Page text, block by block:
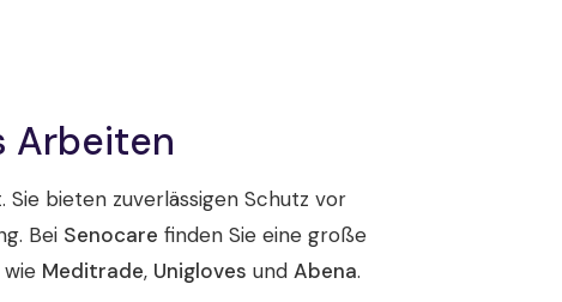
Arbeiten
Sie bieten zuverlässigen Schutz vor
Bei Senocare finden Sie eine große
Meditrade, Unigloves und Abena.